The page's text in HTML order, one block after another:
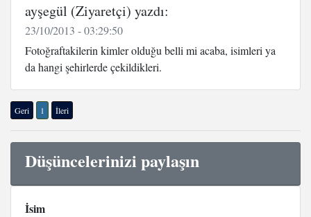
ayşegül (Ziyaretçi) yazdı:
23/10/2013 - 03:29:50
Fotoğraftakilerin kimler olduğu belli mi acaba, isimleri ya
da hangi şehirlerde çekildikleri.
Geri 1 İleri
Düşüncelerinizi paylaşın
İsim